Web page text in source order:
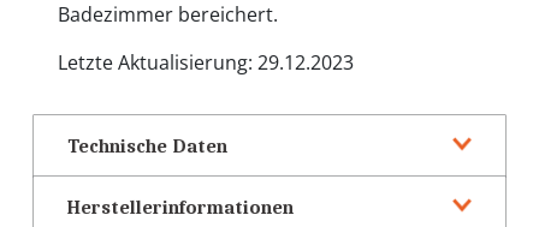
Badezimmer bereichert.
Letzte Aktualisierung: 29.12.2023
Technische Daten
Herstellerinformationen